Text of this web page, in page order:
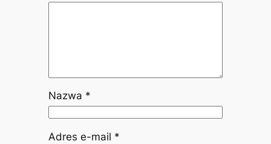
Nazwa *
Adres e-mail *